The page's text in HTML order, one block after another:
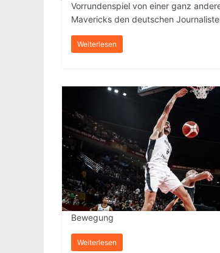
Vorrundenspiel von einer ganz
Mavericks den deutschen
Weiterlesen
Bewegung
Weiterlesen